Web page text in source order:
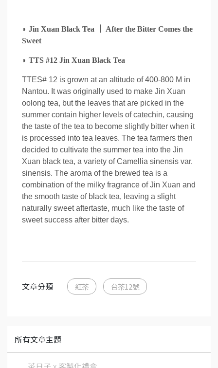
◗ Jin Xuan Black Tea ｜ After the Bitter Comes the
Sweet
◗ TTS #12 Jin Xuan Black Tea
TTES# 12 is grown at an altitude of 400-800 M in
Nantou. It was originally used to make Jin Xuan
oolong tea, but the leaves that are picked in the
summer contain higher levels of catechin, causing
the taste of the tea to become slightly bitter when it
is processed into tea leaves. The tea farmers then
decided to cultivate the summer tea into the Jin
Xuan black tea, a variety of Camellia sinensis var.
sinensis. The aroma of the brewed tea is a
combination of the milky fragrance of Jin Xuan and
the smooth taste of black tea, leaving a slight
naturally sweet aftertaste, much like the taste of
sweet success after bitter days.
文章分類 紅茶 台茶12號
所有文章主題